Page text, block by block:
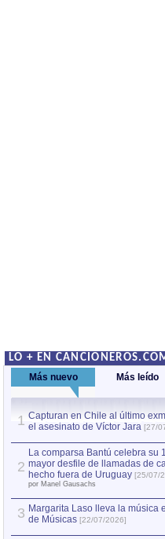
LO + EN
Más nuevo Más leído
1 Capturan en Chile al último
el asesinato de Víctor Jara [27/
2
La comparsa Bantú celebra su
mayor desfile de llamadas de
hecho fuera de Uruguay [25/07/
por Manel Gausachs
3 Margarita Laso lleva la música
de Músicas [22/07/2026]